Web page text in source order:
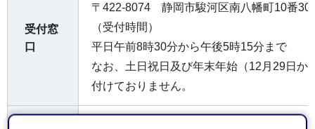
受付窓
口
〒422-8074 静岡市駿河区南⼋幡町10番
（受付時間）
平日午前8時30分から午後5時15分まで
なお、土日祝日及び年末年始（12月29日か
付けておりません。